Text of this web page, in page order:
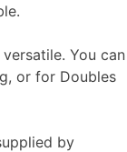
You can
or for Doubles
by